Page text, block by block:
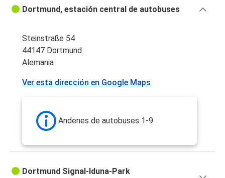
Dortmund, estación central de autobuses
Steinstraße 54
44147 Dortmund
Alemania
Ver esta dirección en Google Maps
Andenes de autobuses 1-9
Dortmund Signal-Iduna-Park